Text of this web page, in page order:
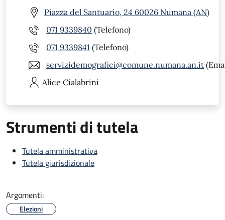
Piazza del Santuario, 24 60026 Numana (AN)
071 9339840 (Telefono)
071 9339841 (Telefono)
servizidemografici@comune.numana.an.it
Alice Cialabrini
Strumenti di tutela
Tutela amministrativa
Tutela giurisdizionale
Argomenti:
Elezioni